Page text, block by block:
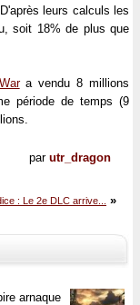
leurs calculs les
soit 18% de plus que
a vendu 8 millions
période de temps (9
par utr_dragon
: Le 2e DLC arrive...
»
arnaque